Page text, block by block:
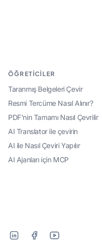
ÖĞRETICILER
Taranmış Belgeleri Çevir
Resmi Tercüme Nasıl Alınır?
PDF'nin Tamamı Nasıl Çevrilir
AI Translator ile çevirin
AI ile Nasıl Çeviri Yapılır
AI Ajanları için MCP